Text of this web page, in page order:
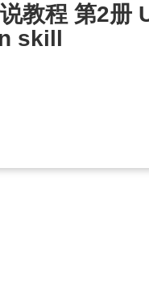
教程 第2册
skill